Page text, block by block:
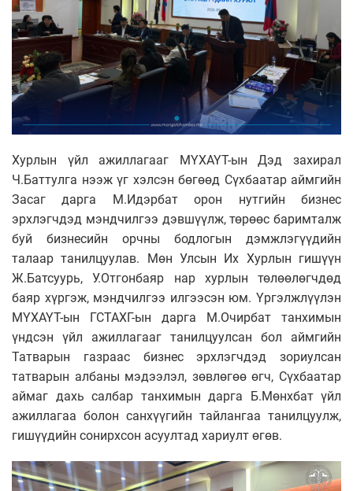
Хурлын үйл ажиллагааг МҮХАҮТ-ын Дэд захирал
Ч.Баттулга нээж үг хэлсэн бөгөөд Сүхбаатар аймгийн
Засаг дарга М.Идэрбат орон нутгийн бизнес
эрхлэгчдэд мэндчилгээ дэвшүүлж, төрөөс баримталж
буй бизнесийн орчны бодлогын дэмжлэгүүдийн
талаар танилцуулав. Мөн Улсын Их Хурлын гишүүн
Ж.Батсуурь, У.Отгонбаяр нар хурлын төлөөлөгчдөд
баяр хүргэж, мэндчилгээ илгээсэн юм. Үргэлжлүүлэн
МҮХАҮТ-ын ГСТАХГ-ын дарга М.Очирбат танхимын
үндсэн үйл ажиллагааг танилцуулсан бол аймгийн
Татварын газраас бизнес эрхлэгчдэд зориулсан
татварын албаны мэдээлэл, зөвлөгөө өгч, Сүхбаатар
аймаг дахь салбар танхимын дарга Б.Мөнхбат үйл
ажиллагаа болон санхүүгийн тайлангаа танилцуулж,
гишүүдийн сонирхсон асуултад хариулт өгөв.